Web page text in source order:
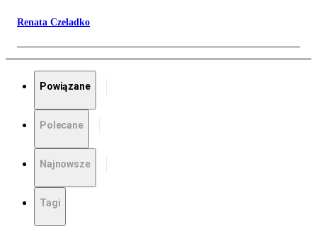
Renata Czeladko
Powiązane
Polecane
Najnowsze
Tagi